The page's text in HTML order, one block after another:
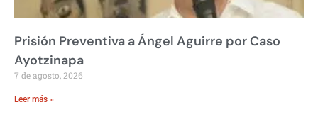
Prisión Preventiva a Ángel Aguirre por Caso
Ayotzinapa
7 de agosto, 2026
Leer más »